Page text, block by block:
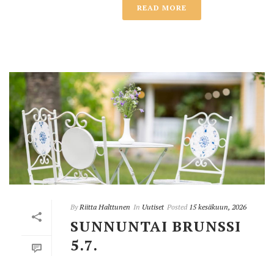
READ MORE
By Riitta Halttunen In Uutiset Posted 15 kesäkuun, 2026
SUNNUNTAI BRUNSSI
5.7.